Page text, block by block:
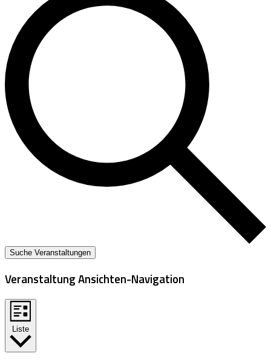
Suche Veranstaltungen
Veranstaltung Ansichten-Navigation
Liste